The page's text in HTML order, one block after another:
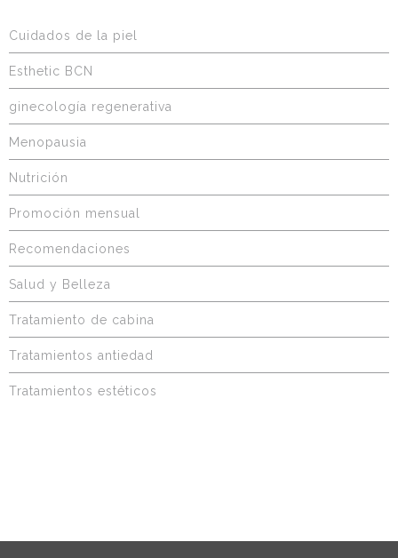
Cuidados de la piel
Esthetic BCN
ginecología regenerativa
Menopausia
Nutrición
Promoción mensual
Recomendaciones
Salud y Belleza
Tratamiento de cabina
Tratamientos antiedad
Tratamientos estéticos